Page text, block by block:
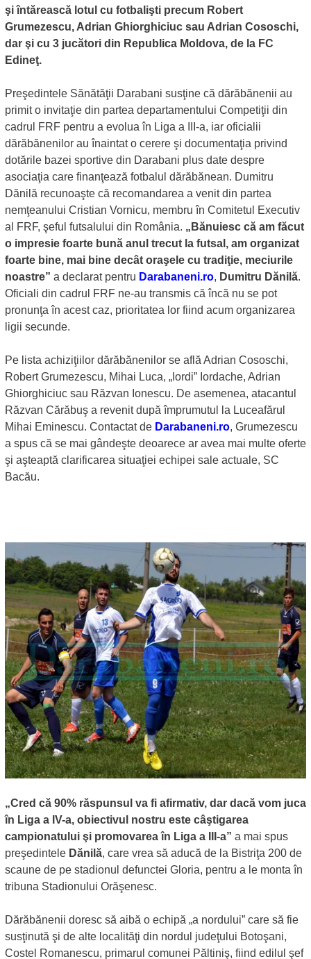
şi întărească lotul cu fotbalişti precum Robert
Grumezescu, Adrian Ghiorghiciuc sau Adrian Cososchi,
dar şi cu 3 jucători din Republica Moldova, de la FC
Edineţ.
Preşedintele Sănătăţii Darabani susţine că dărăbănenii au
primit o invitaţie din partea departamentului Competiţii din
cadrul FRF pentru a evolua în Liga a III-a, iar oficialii
dărăbănenilor au înaintat o cerere şi documentaţia privind
dotările bazei sportive din Darabani plus date despre
asociaţia care finanţează fotbalul dărăbănean. Dumitru
Dănilă recunoaşte că recomandarea a venit din partea
nemţeanului Cristian Vornicu, membru în Comitetul Executiv
al FRF, şeful futsalului din România. „Bănuiesc că am făcut
o impresie foarte bună anul trecut la futsal, am organizat
foarte bine, mai bine decât oraşele cu tradiţie, meciurile
noastre” a declarat pentru Darabaneni.ro, Dumitru Dănilă.
Oficiali din cadrul FRF ne-au transmis că încă nu se pot
pronunţa în acest caz, prioritatea lor fiind acum organizarea
ligii secunde.
Pe lista achiziţiilor dărăbănenilor se află Adrian Cososchi,
Robert Grumezescu, Mihai Luca, „Iordi” Iordache, Adrian
Ghiorghiciuc sau Răzvan Ionescu. De asemenea, atacantul
Răzvan Cărăbuş a revenit după împrumutul la Luceafărul
Mihai Eminescu. Contactat de Darabaneni.ro, Grumezescu
a spus că se mai gândeşte deoarece ar avea mai multe oferte
şi aşteaptă clarificarea situaţiei echipei sale actuale, SC
Bacău.
„Cred că 90% răspunsul va fi afirmativ, dar dacă vom juca
în Liga a IV-a, obiectivul nostru este câştigarea
campionatului şi promovarea în Liga a III-a” a mai spus
preşedintele Dănilă, care vrea să aducă de la Bistriţa 200 de
scaune de pe stadionul defunctei Gloria, pentru a le monta în
tribuna Stadionului Orăşenesc.
Dărăbănenii doresc să aibă o echipă „a nordului” care să fie
susţinută şi de alte localităţi din nordul judeţului Botoşani,
Costel Romanescu, primarul comunei Păltiniş, fiind edilul şef